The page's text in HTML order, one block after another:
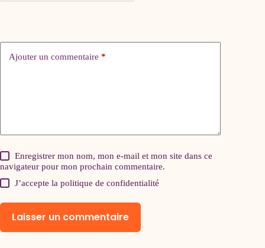
Ajouter un commentaire *
Enregistrer mon nom, mon e-mail et mon site dans ce
navigateur pour mon prochain commentaire.
J’accepte lapolitique de confidentialité
Laisser un commentaire